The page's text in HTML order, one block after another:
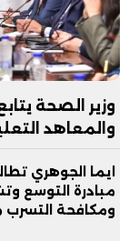
وزير الصحة
والمعاهد
ايما الجوهري
مبادرة التوسع
ومكافحة التسرب